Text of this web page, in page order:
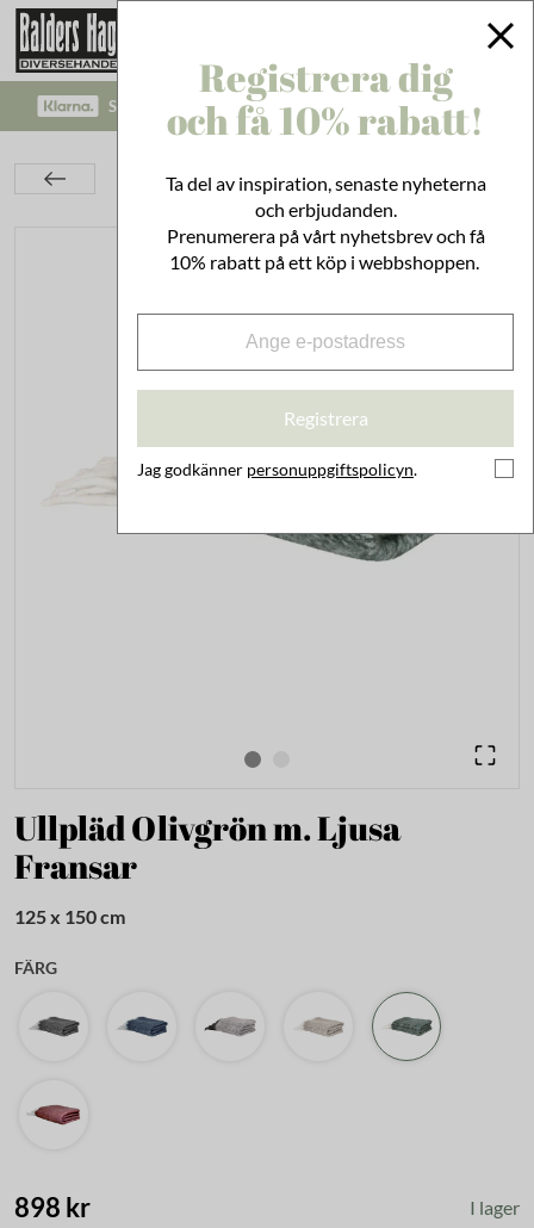
SÄKRA BETALNINGAR MED KLARNA CHECKOUT!
Ullpläd Olivgrön m. Ljusa Fransar
Ullpläd Olivgrön m. Ljusa
Fransar
125 x 150 cm
FÄRG
898 kr I lager
Registrera dig
och få 10% rabatt!
Ta del av inspiration, senaste nyheterna
och erbjudanden.
Prenumerera på vårt nyhetsbrev och få
10% rabatt på ett köp i webbshoppen.
Registrera
Jag godkänner personuppgiftspolicyn.